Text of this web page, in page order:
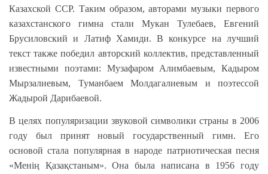
Казахской ССР. Таким образом, авторами музыки первого
казахстанского гимна стали Мукан Тулебаев, Евгений
Брусиловский и Латиф Хамиди. В конкурсе на лучший
текст также победил авторский коллектив, представленный
известными поэтами: Музафаром Алимбаевым, Кадыром
Мырзалиевым, Туманбаем Молдагалиевым и поэтессой
Жадырой Дарибаевой.
В целях популяризации звуковой символики страны в 2006
году был принят новый государственный гимн. Его
основой стала популярная в народе патриотическая песня
«Менiң Қазақстаным». Она была написана в 1956 году